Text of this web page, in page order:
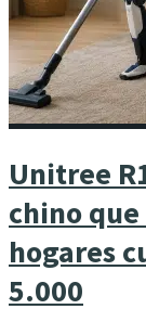
Unitree
chino
hogares
5.000